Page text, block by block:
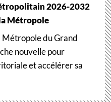
2026-2032
Métropole
Métropole du Grand
nouvelle pour
et accélérer sa